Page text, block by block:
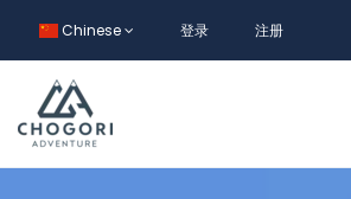
Chinese 登录 注册